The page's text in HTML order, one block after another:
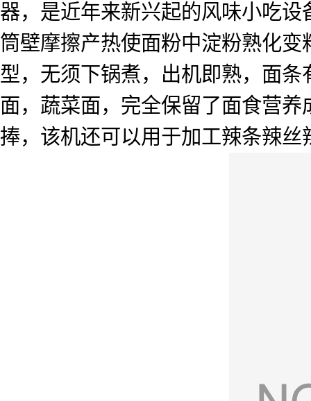
器，是近年来新兴起的风味小吃
筒壁摩擦产热使面粉中淀粉熟化
型，无须下锅煮，出机即熟，面
面，蔬菜面，完全保留了面食营
捧，该机还可以用于加工辣条辣丝